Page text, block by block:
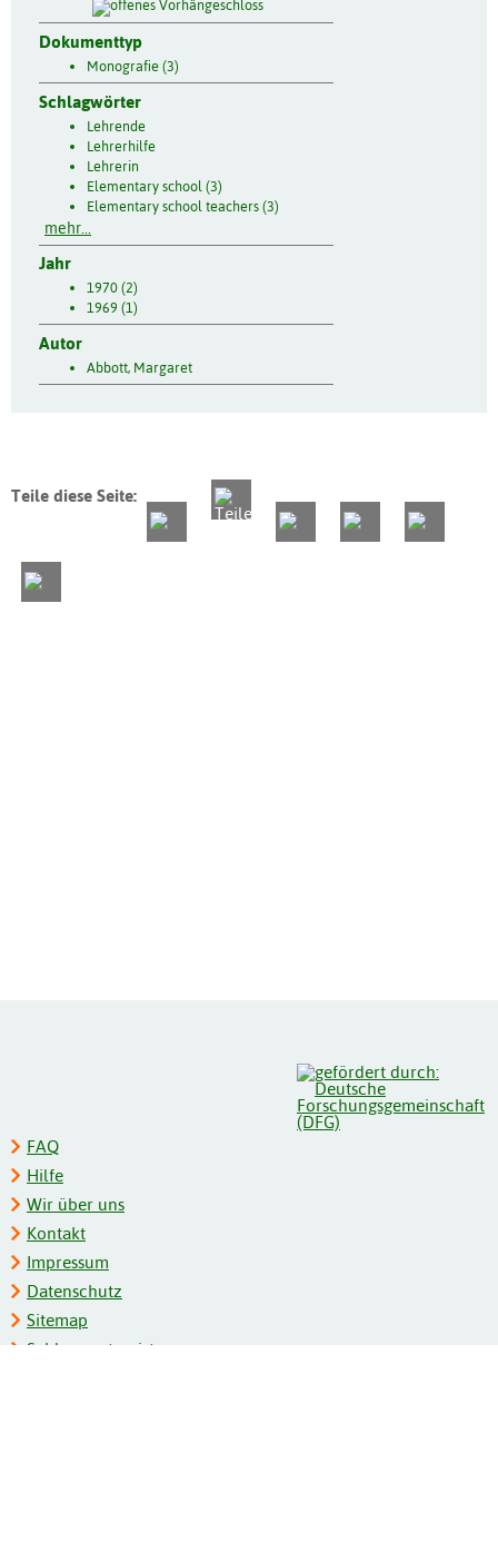
Dokumenttyp
Monografie (3)
Schlagwörter
Lehrende
Lehrerhilfe
Lehrerin
Elementary school (3)
Elementary school teachers (3)
mehr...
Jahr
1970 (2)
1969 (1)
Autor
Abbott, Margaret
Teile diese Seite:
FAQ
Hilfe
Wir über uns
Kontakt
Impressum
Datenschutz
Sitemap
Schlagwortregister